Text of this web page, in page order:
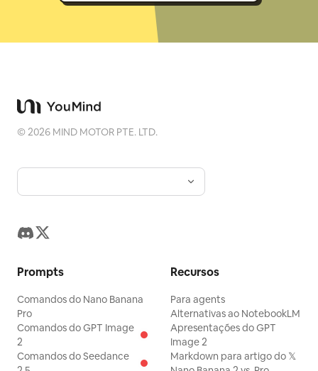
©2026 MIND MOTOR PTE. LTD.
Prompts
Comandos do Nano Banana
Pro
Comandos do GPT Image
2
Comandos do Seedance
Recursos
Para agents
Alternativas ao NotebookLM
Apresentações do GPT
Image 2
Markdown para artigo do 𝕏